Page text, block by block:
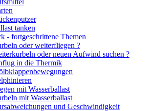
tanken
- fortgeschrittene Themen
oder weiterfliegen ?
oder neuen Aufwind suchen ?
in die Thermik
mit Wasserballast
mit Wasserballast
und Geschwindigkeit